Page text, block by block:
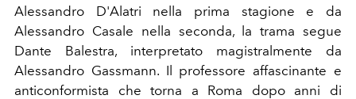
Alessandro D'Alatri nella prima stagione e da
Alessandro Casale nella seconda, la trama segue
Dante Balestra, interpretato magistralmente da
Alessandro Gassmann. Il professore affascinante e
anticonformista che torna a Roma dopo anni di